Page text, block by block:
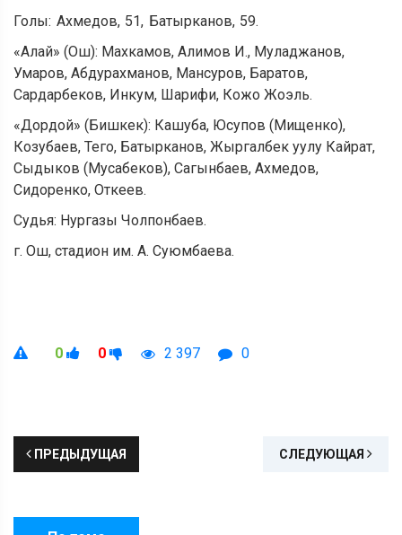
Голы: Ахмедов, 51, Батырканов, 59.
«Алай» (Ош): Махкамов, Алимов И., Муладжанов,
Умаров, Абдурахманов, Мансуров, Баратов,
Сардарбеков, Инкум, Шарифи, Кожо Жоэль.
«Дордой» (Бишкек): Кашуба, Юсупов (Мищенко),
Козубаев, Тего, Батырканов, Жыргалбек уулу Кайрат,
Сыдыков (Мусабеков), Сагынбаев, Ахмедов,
Сидоренко, Откеев.
Судья: Нургазы Чолпонбаев.
г. Ош, стадион им. А. Суюмбаева.
0 0 2 397 0
ПРЕДЫДУЩАЯ СЛЕДУЮЩАЯ